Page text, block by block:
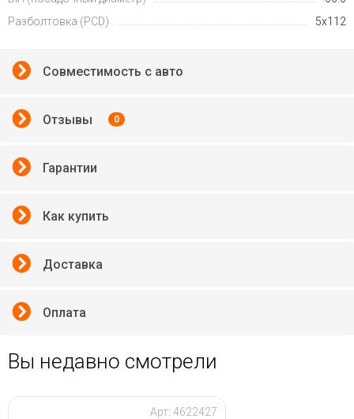
Разболтовка (PCD)
5x112
Совместимость с авто
Отзывы 0
Гарантии
Как купить
Доставка
Оплата
Вы недавно смотрели
Арт: 4622427